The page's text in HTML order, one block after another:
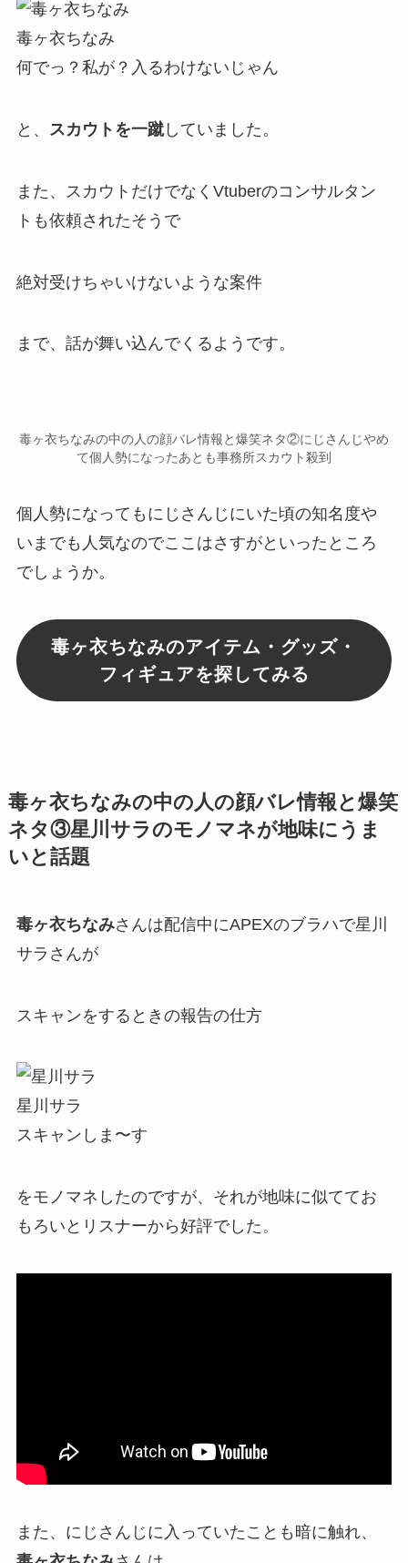
毒ヶ衣ちなみ
何でっ？私が？入るわけないじゃん
と、 スカウトを一蹴していました。
また、スカウトだけでなくVtuberのコンサルタン
ト も依頼されたそうで
絶対受けちゃいけないような案件
まで、話が舞い込んでくるようです。
毒ヶ衣ちなみの中の人の顔バレ情報と爆笑ネタ②にじさんじやめ
て個人勢になったあとも事務所スカウト殺到
個人勢になってもにじさんじにいた頃の知名度や
いまでも人気なのでここはさすがといったところ
でしょうか。
毒ヶ衣ちなみのアイテム・グッズ・
フィギュアを探してみる
毒ヶ衣ちなみの中の人の顔バレ情報と爆笑
ネタ③星川サラのモノマネが地味にうま
いと話題
毒ヶ衣ちなみさんは配信中にAPEXのブラハで星川
サラさんが
スキャンをするときの報告の仕方
星川サラ
スキャンしま〜す
をモノマネ したのですが、それが地味に似ててお
もろい とリスナーから好評でした。
また、にじさんじに入っていたことも暗に触れ、